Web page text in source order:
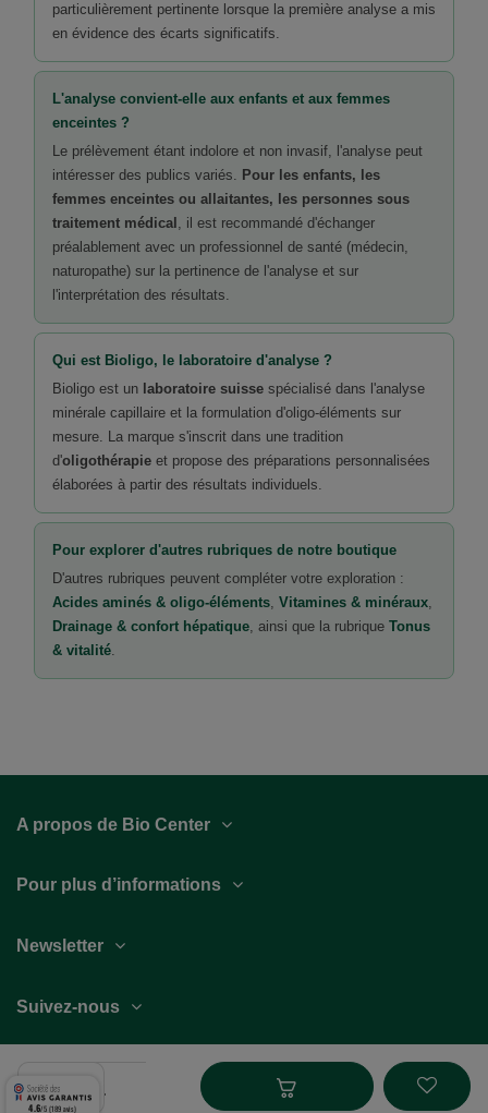
particulièrement pertinente lorsque la première analyse a mis
en évidence des écarts significatifs.
L'analyse convient-elle aux enfants et aux femmes
enceintes ?
Le prélèvement étant indolore et non invasif, l'analyse peut
intéresser des publics variés. Pour les enfants, les
femmes enceintes ou allaitantes, les personnes sous
traitement médical , il est recommandé d'échanger
préalablement avec un professionnel de santé (médecin,
naturopathe) sur la pertinence de l'analyse et sur
l'interprétation des résultats.
Qui est Bioligo, le laboratoire d'analyse ?
Bioligo est un laboratoire suisse spécialisé dans l'analyse
minérale capillaire et la formulation d'oligo-éléments sur
mesure. La marque s'inscrit dans une tradition
d'oligothérapie et propose des préparations personnalisées
élaborées à partir des résultats individuels.
Pour explorer d'autres rubriques de notre boutique
D'autres rubriques peuvent compléter votre exploration :
Acides aminés & oligo-éléments, Vitamines & minéraux,
Drainage & confort hépatique, ainsi que la rubrique Tonus
& vitalité.
A propos de Bio Center
Pour plus d’informations
Suivez-nous
Newsletter
4.6/5 (189 avis)